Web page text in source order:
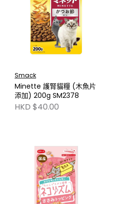
Smack
Minette 護腎貓糧 (木魚片
添加) 200g SM2378
HKD $40.00